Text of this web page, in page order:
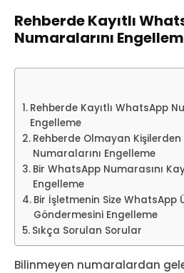
Rehberde Kayıtlı
Numaralarını
Rehberde Kayıtlı WhatsApp
Engelleme
Rehberde Olmayan
Numaralarını Engelleme
Bir WhatsApp Numarasını
Engelleme
Bir İşletmenin Size WhatsApp
Göndermesini Engelleme
Sıkça Sorulan Sorular
Bilinmeyen numaralardan